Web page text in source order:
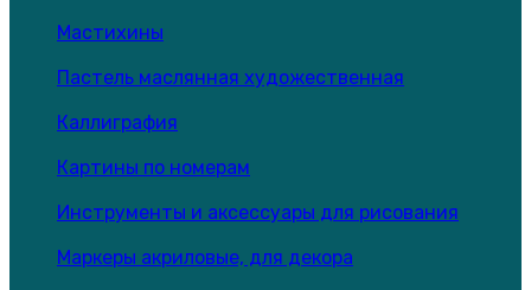
Мастихины
Пастель маслянная художественная
Каллиграфия
Картины по номерам
Инструменты и аксессуары для рисования
Маркеры акриловые, для декора